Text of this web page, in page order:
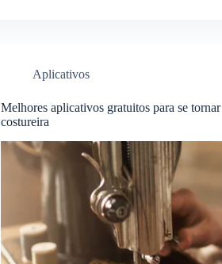
Wi-
Aplicativos
Melhores aplicativos gratuitos para se tornar
costureira